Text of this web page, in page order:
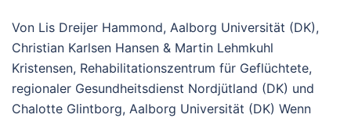
der biopsychosozialen
Anpassung
Von Lis Dreijer Hammond, Aalborg Universität (DK),
Christian Karlsen Hansen & Martin Lehmkuhl
Kristensen, Rehabilitationszentrum für Geflüchtete,
regionaler Gesundheitsdienst Nordjütland (DK) und
Chalotte Glintborg, Aalborg Universität (DK) Wenn